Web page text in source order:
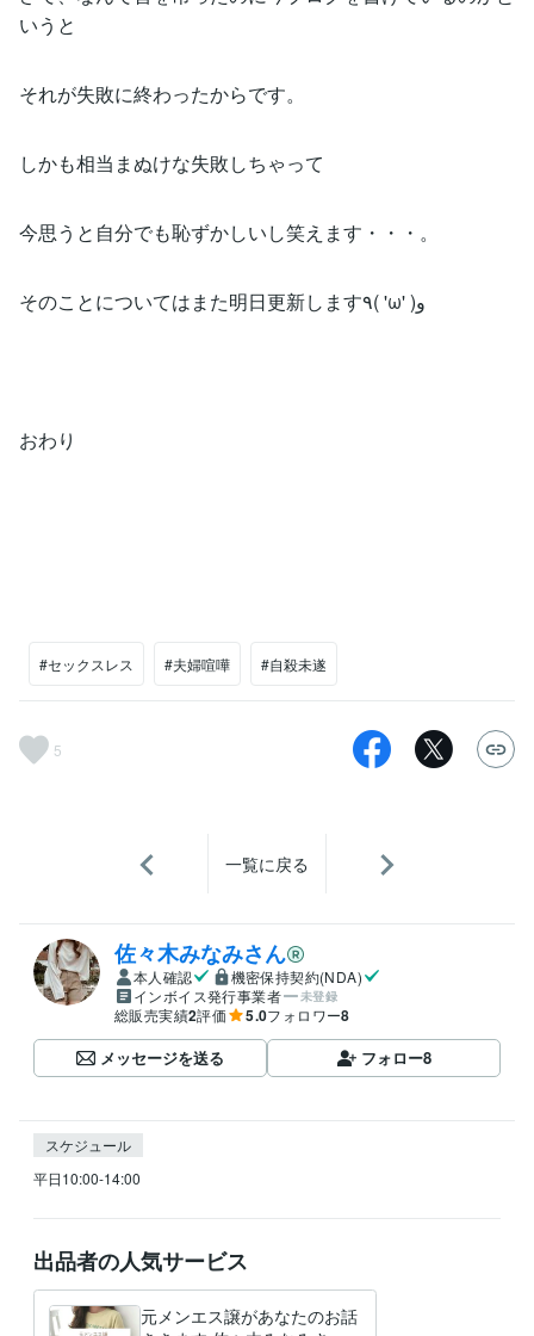
いうと
それが失敗に終わったからです。
しかも相当まぬけな失敗しちゃって
今思うと自分でも恥ずかしいし笑えます・・・。
そのことについてはまた明日更新します٩( 'ω' )و
おわり
#セックスレス #夫婦喧嘩 #自殺未遂
5
一覧に戻る
佐々木みなみさん
本人確認
機密保持契約(NDA)
インボイス発行事業者
未登録
総販売実績2評価 5.0フォロワー8
メッセージを送る フォロー8
スケジュール
平日10:00-14:00
出品者の人気サービス
元メンエス譲があなたのお話